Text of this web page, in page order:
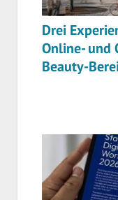
Drei
Online- und
Beauty-